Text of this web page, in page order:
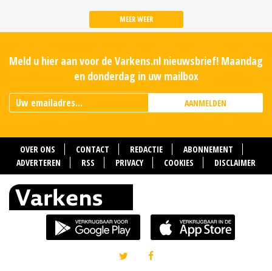
MEER WEER
Meld u hier aan voor de Varkens.nl nieuwsbrief! Maandag
en donderdag in uw mailbox
AANMELDEN
OVER ONS CONTACT REDACTIE
ABONNEMENT
ADVERTEREN
RSS PRIVACY COOKIES DISCLAIMER